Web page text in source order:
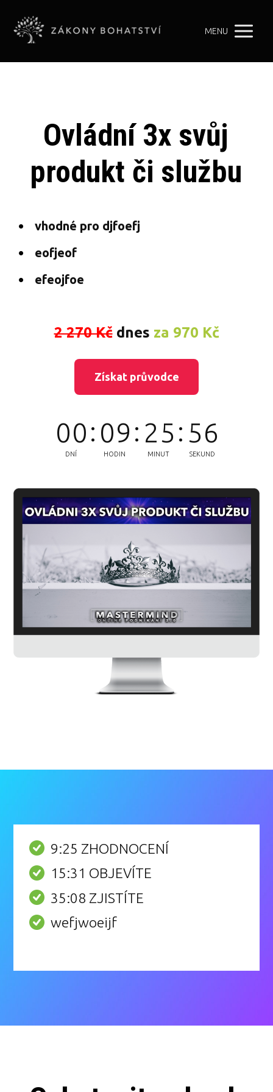
MENU
Ovládní 3x svůj
produkt či službu
vhodné pro djfoefj
eofjeof
efeojfoe
2 270 Kč dnes za 970 Kč
Získat průvodce
00
DNÍ
09
HODIN
25
MINUT
56
SEKUND
9:25 ZHODNOCENÍ
15:31 OBJEVÍTE
35:08 ZJISTÍTE
wefjwoeijf